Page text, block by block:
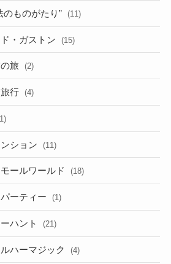
のものがたり” (11)
・ガストン (15)
旅 (2)
行 (4)
ション (11)
ールワールド (18)
ーティー (1)
ハント (21)
ハーマジック (4)